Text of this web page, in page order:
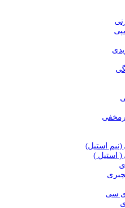
استیل)
( استیل )
سی